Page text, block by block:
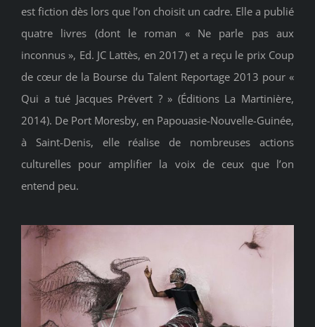
est fiction dès lors que l’on choisit un cadre. Elle a publié
quatre livres (dont le roman « Ne parle pas aux
inconnus », Ed. JC Lattès, en 2017) et a reçu le prix Coup
de cœur de la Bourse du Talent Reportage 2013 pour «
Qui a tué Jacques Prévert ? » (Éditions La Martinière,
2014). De Port Moresby, en Papouasie-Nouvelle-Guinée,
à Saint-Denis, elle réalise de nombreuses actions
culturelles pour amplifier la voix de ceux que l’on
entend peu.